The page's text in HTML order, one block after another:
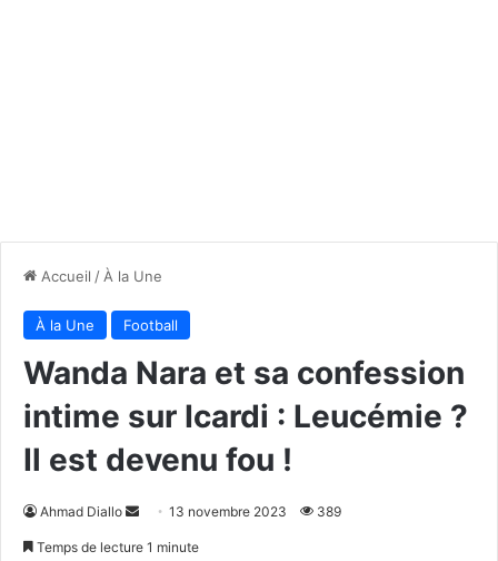
Accueil / À la Une
À la Une Football
Wanda Nara et sa confession
intime sur Icardi : Leucémie ?
Il est devenu fou !
Ahmad Diallo
Envoyer13 novembre 2023 389
Temps de lecture 1 minute